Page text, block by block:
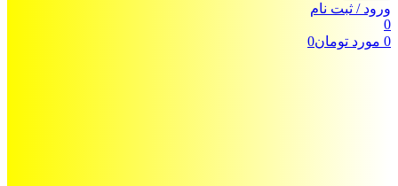
ورود / ثبت نام
0
0 مورد تومان0